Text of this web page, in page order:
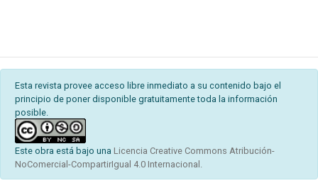
Esta revista provee acceso libre inmediato a su contenido bajo el
principio de poner disponible gratuitamente toda la información
posible.
Este obra está bajo una Licencia Creative Commons Atribución-
NoComercial-CompartirIgual 4.0 Internacional.